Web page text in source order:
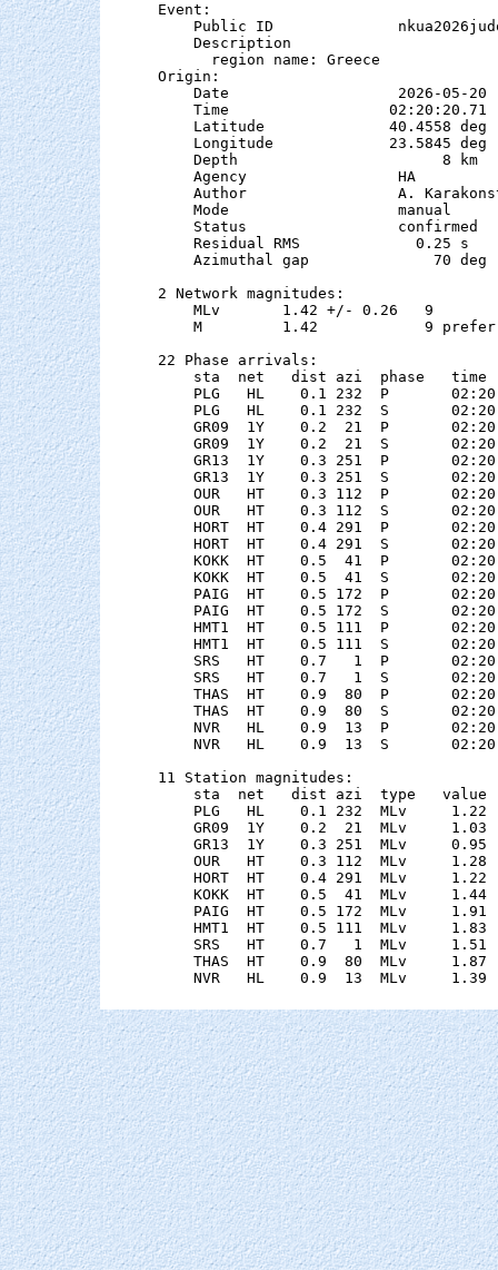
Event:
Public ID
    Description
      region name: Greece
Origin:
    Date                   2026-05-20
    Time                  02:20:20.71
Latitude              40.4558 deg
Longitude             23.5845 deg
Depth                       8 km
    Agency                 HA
Author                 A.
    Mode                   manual
    Status                 confirmed
    Residual RMS             0.25 s
    Azimuthal gap              70 deg
2 Network magnitudes:
MLv       1.42 +/- 0.26
M         1.42            9
22 Phase arrivals:
sta  net   dist azi  phase   time
PLG   HL    0.1 232  P
PLG   HL    0.1 232  S
GR09  1Y    0.2  21  P
GR09  1Y    0.2  21  S
GR13  1Y    0.3 251  P
GR13  1Y    0.3 251  S
OUR   HT    0.3 112  P
OUR   HT    0.3 112  S
HORT  HT    0.4 291  P
HORT  HT    0.4 291  S
KOKK  HT    0.5  41  P
KOKK  HT    0.5  41  S
PAIG  HT    0.5 172  P
PAIG  HT    0.5 172  S
HMT1  HT    0.5 111  P
HMT1  HT    0.5 111  S
SRS   HT    0.7   1  P
SRS   HT    0.7   1  S
THAS  HT    0.9  80  P
THAS  HT    0.9  80  S
NVR   HL    0.9  13  P
NVR   HL    0.9  13  S
11 Station magnitudes:
sta  net   dist azi  type   value
PLG   HL    0.1 232  MLv
GR09  1Y    0.2  21  MLv
GR13  1Y    0.3 251  MLv
OUR   HT    0.3 112  MLv
HORT  HT    0.4 291  MLv
KOKK  HT    0.5  41  MLv
PAIG  HT    0.5 172  MLv
HMT1  HT    0.5 111  MLv
SRS   HT    0.7   1  MLv
THAS  HT    0.9  80  MLv
NVR   HL    0.9  13  MLv